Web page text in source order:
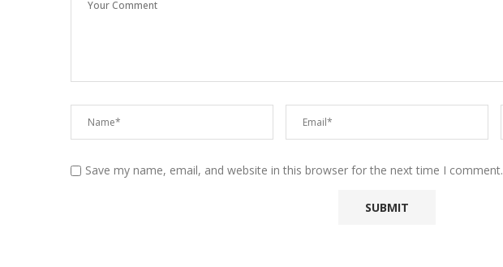
Save my name, email, and website in this browser for the next time I comment.